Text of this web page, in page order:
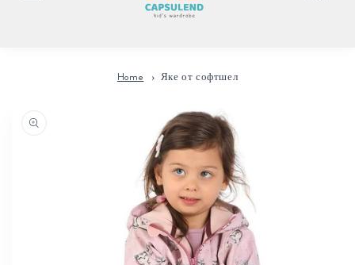
Home Яке от софтшел
информацията